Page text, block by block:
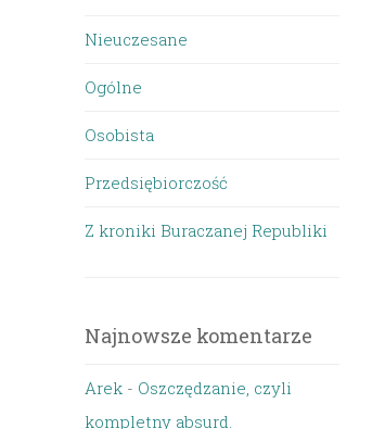
Nieuczesane
Ogólne
Osobista
Przedsiębiorczość
Z kroniki Buraczanej Republiki
Najnowsze komentarze
Arek - Oszczędzanie, czyli
kompletny absurd.